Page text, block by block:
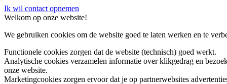
Ik wil contact opnemen
Welkom op onze website!
We gebruiken cookies om de website goed te laten werken en te
Functionele cookies zorgen dat de website (technisch) goed werkt.
Analytische cookies verzamelen informatie over klikgedrag en
onze website.
Marketingcookies zorgen ervoor dat je op partnerwebsites